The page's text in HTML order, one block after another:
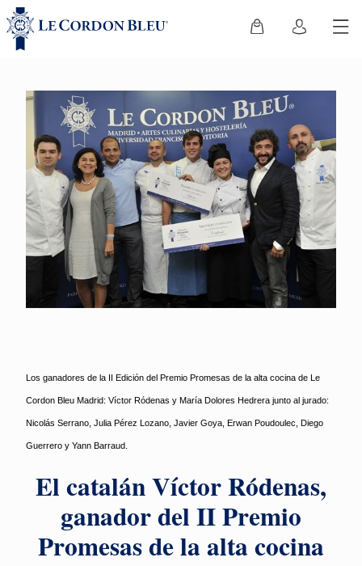
Los ganadores de la II Edición del Premio Promesas de la alta cocina de Le
Cordon Bleu Madrid: Víctor Ródenas y María Dolores Hedrera junto al jurado:
Nicolás Serrano, Julia Pérez Lozano, Javier Goya, Erwan Poudoulec, Diego
Guerrero y Yann Barraud.
El catalán Víctor Ródenas,
ganador del II Premio
Promesas de la alta cocina